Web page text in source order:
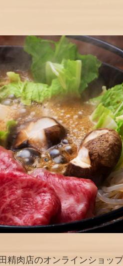
精肉店のオンラインショッ